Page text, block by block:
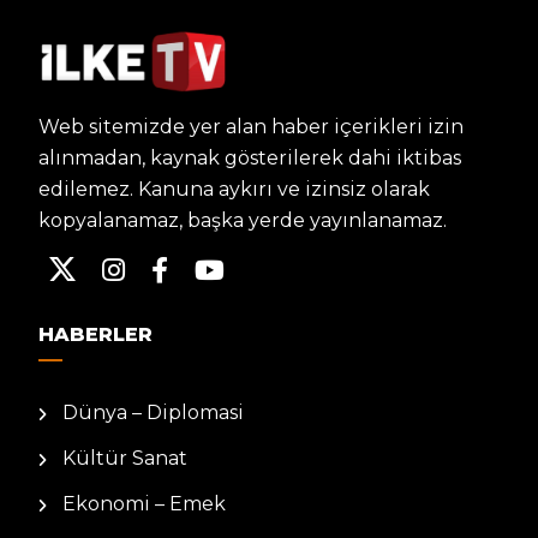
Web sitemizde yer alan haber içerikleri izin
alınmadan, kaynak gösterilerek dahi iktibas
edilemez. Kanuna aykırı ve izinsiz olarak
kopyalanamaz, başka yerde yayınlanamaz.
HABERLER
Dünya – Diplomasi
Kültür Sanat
Ekonomi – Emek